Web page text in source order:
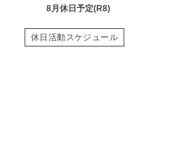
8月休日予定(R8)
休日活動スケジュール